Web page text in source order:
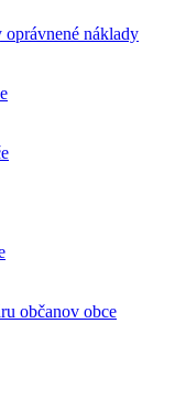
náklady
občanov obce